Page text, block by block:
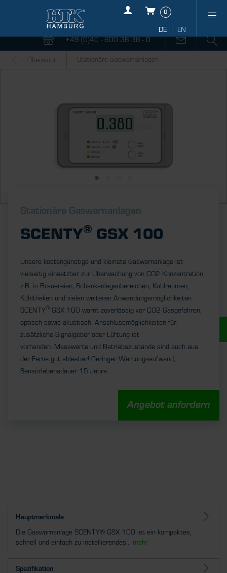
0
+49 (0)40 - 600 38 38 - 0
Übersicht Stationäre Gaswarnanlagen
Stationäre Gaswarnanlagen
SCENTY® GSX 100
Unsere kostengünstige und kleinste Gaswarnanlage ist
vielseitig einsetzbar zur Überwachung von CO2 Konzentration
z.B. in Brauereien, Schankanlagenbereichen, Kühlräumen,
Kühltheken und vielen weiteren Anwendungsmöglichkeiten.
SCENTY® GSX 100 warnt zuverlässig vor CO2 Gasgefahren,
optisch sowie akustisch. Anschlussmöglichkeiten für
zusätzliche Signalgeber oder Lüftung ist
vorhanden. Messwerte und Betriebszustände sind auch aus
der Ferne gut ablesbar! Geringer Wartungsaufwand,
Sensorlebensdauer 15 Jahre.
Angebot anfordern
Hauptmerkmale
Die Gaswarnanlage SCENTY® GSX 100 ist ein kompaktes,
schnell und einfach zu installierendes... mehr
Spezifikation